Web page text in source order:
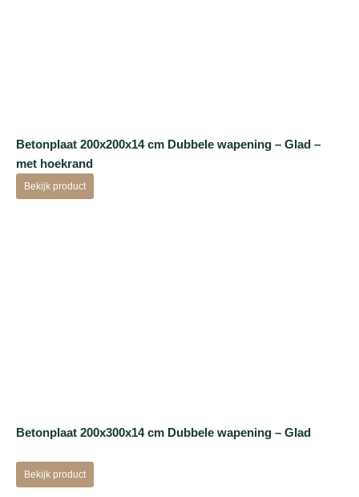
Betonplaat 200x200x14 cm Dubbele wapening – Glad –
met hoekrand
Bekijk product
Betonplaat 200x300x14 cm Dubbele wapening – Glad
Bekijk product